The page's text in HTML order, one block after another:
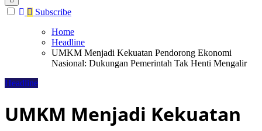
Subscribe
Home
Headline
UMKM Menjadi Kekuatan Pendorong Ekonomi
Nasional: Dukungan Pemerintah Tak Henti Mengalir
Headline
UMKM Menjadi Kekuatan